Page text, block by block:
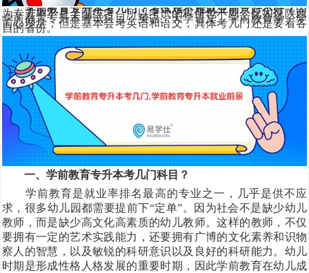
学前教育专升本考几门？考试难不难就业前景好不好？因
为专升本不是全国统考，所以考试的科目也不同，比如说陕西
学前教育专升本考试科目：英语、大学语文、学前教育学、学
前心理学，但是基本会考英语和语文，具体考几门还是要看各
自的省份。
一、学前教育专升本考几门科目？
学前教育是就业率排名最高的专业之一，几乎是供不应
求，很多幼儿园都需要提前下“定单”。因为社会不是缺少幼儿
教师，而是缺少高文化高素质的幼儿教师。这样的教师，不仅
要拥有一定的艺术实践能力，还要拥有广博的文化素养和识物
察人的智慧，以及敏锐的科研意识以及良好的科研能力。幼儿
时期是形成性格人格发展的重要时期，因此学前教育在幼儿成